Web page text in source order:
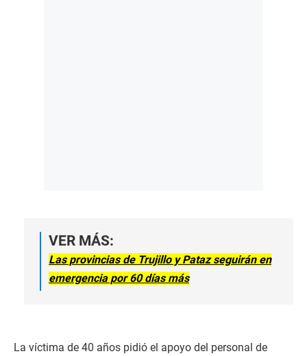
VER MÁS:
Las provincias de Trujillo y Pataz seguirán en
emergencia por 60 días más
La víctima de 40 años pidió el apoyo del personal de